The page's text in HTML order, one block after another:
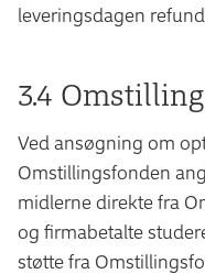
leveringsdagen
3.4
Ved ansøgning om
Omstillingsfonden
midlerne direkte fra
og firmabetalte
støtte fra